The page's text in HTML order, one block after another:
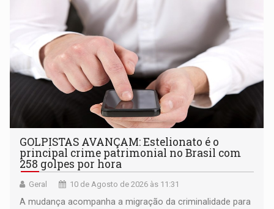
GOLPISTAS AVANÇAM: Estelionato é o
principal crime patrimonial no Brasil com
258 golpes por hora
Geral 10 de Agosto de 2026 às 11:31
A mudança acompanha a migração da criminalidade para